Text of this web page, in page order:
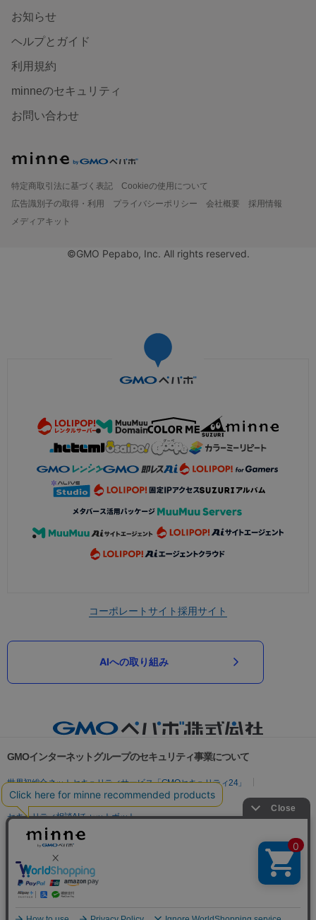
お知らせ
ヘルプとガイド
利用規約
minneのセキュリティ
お問い合わせ
特定商取引法に基づく表記
Cookieの使用について
広告識別子の取得・利用
プライバシーポリシー 会社概要
採用情報
メディアキット
©GMO Pepabo, Inc. All rights reserved.
コーポレートサイト採用サイト
AIへの取り組み
GMOインターネットグループのセキュリティ事業について
世界初総合ネットセキュリティサービス「GMOセキュリティ24」
パスワード漏洩診断
Webサイトリスク診断
セキュリティ相談AIチャットボット
実在証明・盗聴対策
サイバー攻撃対策（GMO Flatt Security）
セキュリティ事業の軌跡